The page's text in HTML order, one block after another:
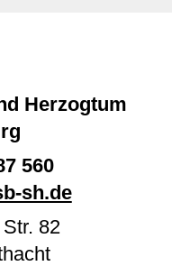
Herzogtum
560
sh.de
82